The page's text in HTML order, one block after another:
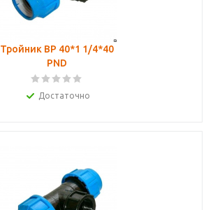
Тройник ВР 40*1 1/4*40
PND
Достаточно